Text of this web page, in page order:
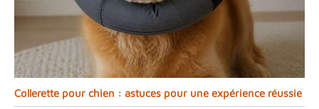
Collerette pour chien : astuces pour une expérience réussie